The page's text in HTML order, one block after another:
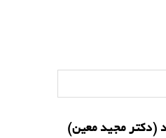
(دکتر مجید معین)